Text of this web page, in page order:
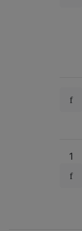
1